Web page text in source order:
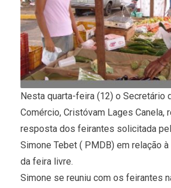
Nesta quarta-feira (12) o Secretário
Comércio, Cristóvam Lages Canela,
resposta dos feirantes solicitada
Simone Tebet ( PMDB) em relação à
da feira livre.
Simone se reuniu com os feirantes